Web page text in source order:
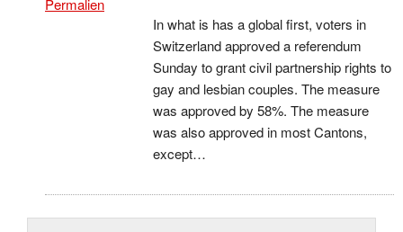
Permalien
In what is has a global first, voters in
Switzerland approved a referendum
Sunday to grant civil partnership rights to
gay and lesbian couples. The measure
was approved by 58%. The measure
was also approved in most Cantons,
except…